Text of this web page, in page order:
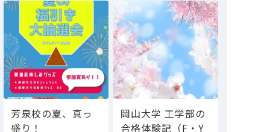
芳泉校の夏、真っ
盛り！
岡山大学 工学部の
合格体験記（F・Y